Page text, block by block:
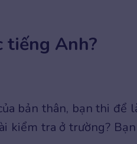
tiếng Anh?
bản thân, bạn thi để
kiểm tra ở trường? Bạn